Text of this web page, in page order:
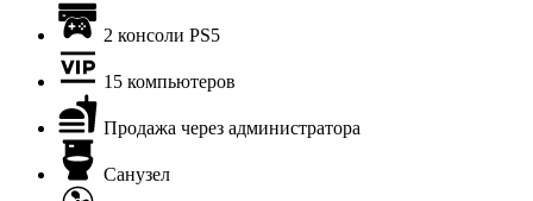
2 консоли PS5
15 компьютеров
Продажа через администратора
Санузел